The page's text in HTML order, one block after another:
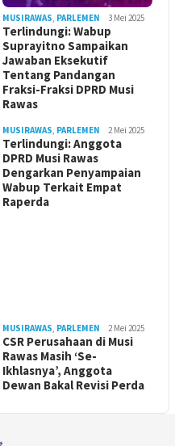
MUSIRAWAS PARLEMEN 3 Mei 2025
Terlindungi: Wabup
Suprayitno Sampaikan
Jawaban Eksekutif
Tentang Pandangan
Fraksi-Fraksi DPRD Musi
Rawas
MUSIRAWAS PARLEMEN 2 Mei 2025
Terlindungi: Anggota
DPRD Musi Rawas
Dengarkan Penyampaian
Wabup Terkait Empat
Raperda
MUSIRAWAS PARLEMEN 2 Mei 2025
CSR Perusahaan di Musi
Rawas Masih ‘Se-
Ikhlasnya’, Anggota
Dewan Bakal Revisi Perda ‎